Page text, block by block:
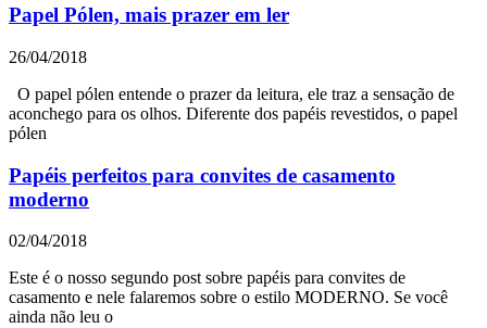
Papel Pólen, mais prazer em ler
26/04/2018
O papel pólen entende o prazer da leitura, ele traz a sensação de
aconchego para os olhos. Diferente dos papéis revestidos, o papel
pólen
Papéis perfeitos para convites de casamento
moderno
02/04/2018
Este é o nosso segundo post sobre papéis para convites de
casamento e nele falaremos sobre o estilo MODERNO. Se você
ainda não leu o